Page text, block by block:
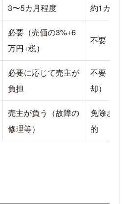
日間〜1か月程度）
法で、後悔のないマンショ
3〜5カ月程度 約1カ月
必要（売価の3%+6
万円+税）
不要（0
必要に応じて売主が
負担
不要（現
却）
売主が負う（故障の
修理等）
免除され
的